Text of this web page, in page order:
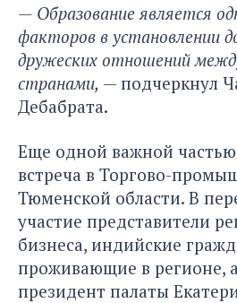
— Образование является
факторов в установлении
дружеских отношений
странами, — подчеркнул
Дебабрата.
Еще одной важной частью
встреча в Торгово-
Тюменской области. В
участие представители
бизнеса, индийские
проживающие в регионе,
президент палаты